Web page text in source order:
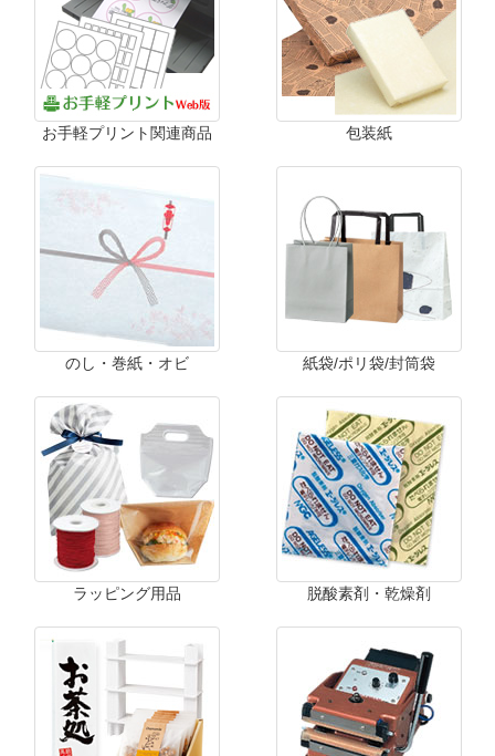
お手軽プリント関連商品 包装紙
のし・巻紙・オビ 紙袋/ポリ袋/封筒袋
ラッピング用品 脱酸素剤・乾燥剤